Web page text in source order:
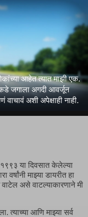
आहेत त्यात माझी एक.
जगाला अगदी आवर्जून
अशी अपेक्षाही नाही.
या दिवसात केलेल्या
माझ्या डायरीत हा
असे वाटल्याकारणाने मी
आणि माझ्या सर्व